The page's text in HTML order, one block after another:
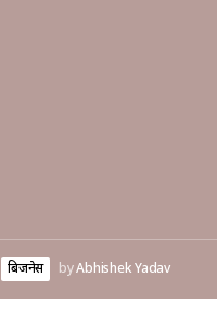
बिजनेस byAbhishek Yadav